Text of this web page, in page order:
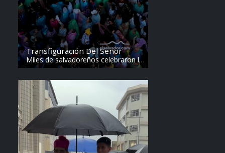
Transfiguración Del Señor
Miles de salvadoreños celebraron la
Transfiguración del Divino Salvador
Steven Anzora